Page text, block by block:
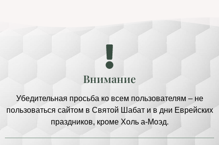
Внимание
Убедительная просьба ко всем пользователям – не
пользоваться сайтом в Святой Шабат и в дни Еврейских
праздников, кроме Холь а-Моэд.